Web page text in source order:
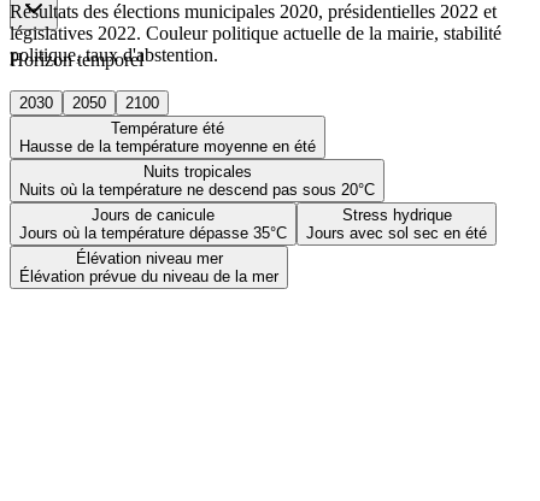
Horizon temporel
2030 2050
2100
Température été
Hausse de la température moyenne en été
Nuits tropicales
Nuits où la température ne descend pas sous 20°C
Jours de canicule
Jours où la température dépasse 35°C
Stress hydrique
Jours avec sol sec en été
Élévation niveau mer
Élévation prévue du niveau de la mer
Résultats des élections municipales 2020, présidentielles 2022 et
législatives 2022. Couleur politique actuelle de la mairie, stabilité
politique, taux d'abstention.